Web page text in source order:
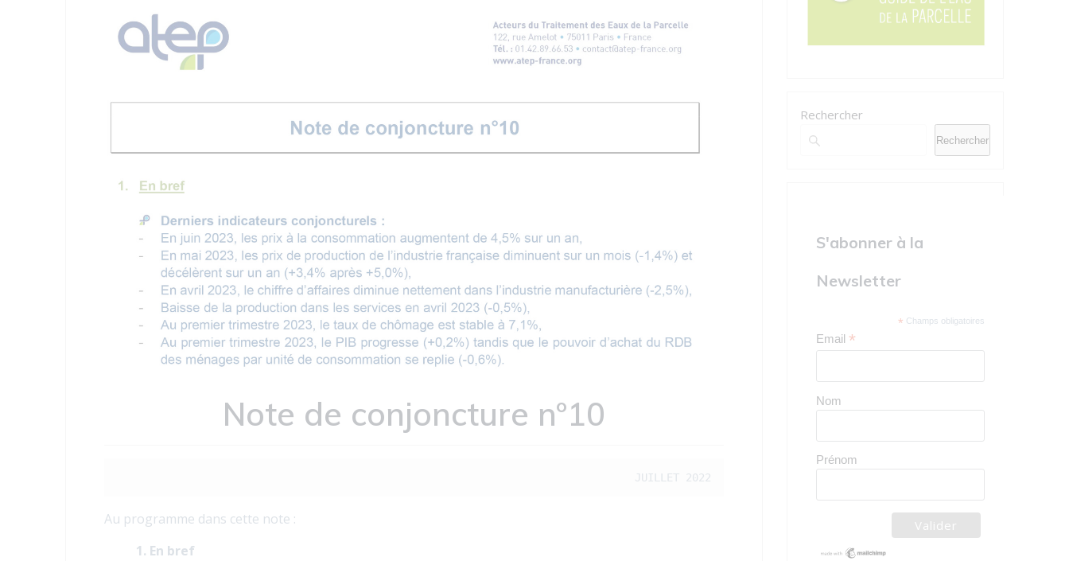
Note de conjoncture n°10
JUILLET 2022
Au programme dans cette note :
1. En bref
Rechercher
Rechercher
S'abonner à la
Newsletter
* Champs obligatoires
Email *
Nom
Prénom